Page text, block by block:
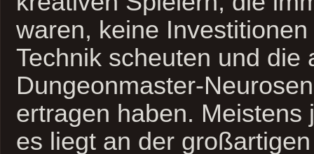
waren, keine
Technik scheuten und die
Dungeonmaster-
ertragen haben. Meistens
es liegt an der